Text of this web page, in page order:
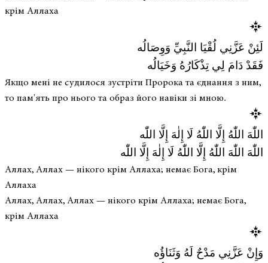
крім Аллаха
لَئِنْ عَزَّنِي لُقْيَا النَّبِيِّ وَوِصَالُه
فَقَدْ دَامَ لِي تِذْكَارُهُ وَخَيَالُه
Якщо мені не судилося зустріти Пророка та єднання з ним,
то пам'ять про нього та образ його навіки зі мною.
اللّٰهَ اللّٰهُ إِلَّا اللّٰهُ لَا إِلٰهَ إِلَّا اللّٰه
اللّٰهَ اللّٰهَ اللّٰهُ إِلَّا اللّٰهُ لَا إِلٰهَ إِلَّا اللّٰه
Аллах, Аллах — нікого крім Аллаха; немає Бога, крім
Аллаха
Аллах, Аллах, Аллах — нікого крім Аллаха; немає Бога,
крім Аллаха
وَإِنْ عَزَّنِي مَدْحٌ لَهُ وَثَنَاؤُه